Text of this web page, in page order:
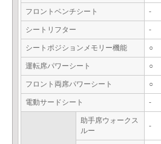
フロントベンチシート -
シートリフター -
シートポジションメモリー機能 ○
運転席パワーシート ○
フロント両席パワーシート ○
電動サードシート -
助手席ウォークス
ルー
-